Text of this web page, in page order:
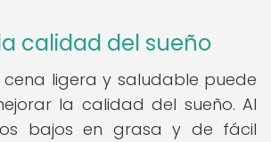
calidad del sueño
cena ligera y saludable puede
la calidad del sueño. Al
bajos en grasa y de fácil